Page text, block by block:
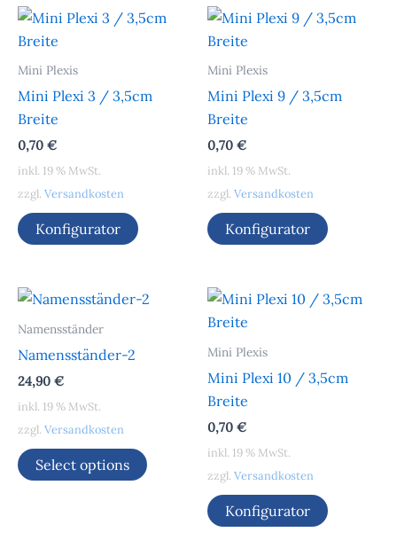
Mini Plexis
Mini Plexi 3 / 3,5cm
Breite
0,70 €
inkl. 19 % MwSt.
zzgl. Versandkosten
Konfigurator
Mini Plexis
Mini Plexi 9 / 3,5cm
Breite
0,70 €
inkl. 19 % MwSt.
zzgl. Versandkosten
Konfigurator
Namensständer
Namensständer-2
24,90 €
inkl. 19 % MwSt.
zzgl. Versandkosten
Select options
Mini Plexis
Mini Plexi 10 / 3,5cm
Breite
0,70 €
inkl. 19 % MwSt.
zzgl. Versandkosten
Konfigurator